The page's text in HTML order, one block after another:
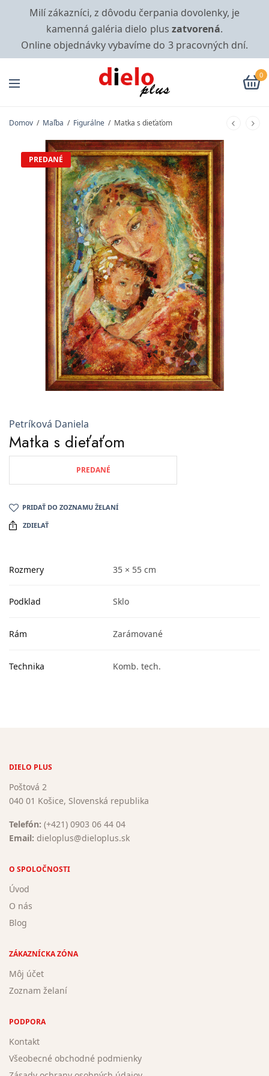
Milí zákazníci, z dôvodu čerpania dovolenky, je
kamenná galéria dielo plus zatvorená.
Online objednávky vybavíme do 3 pracovných dní.
0
Domov / Maľba / Figurálne / Matka s dieťaťom
PREDANÉ
Petríková Daniela
Matka s dieťaťom
PREDANÉ
PRIDAŤ DO ZOZNAMU ŽELANÍ
ZDIELAŤ
Rozmery 35 × 55 cm
Podklad Sklo
Rám Zarámované
Technika Komb. tech.
DIELO PLUS
Poštová 2
040 01 Košice, Slovenská republika
Telefón: (+421) 0903 06 44 04
Email: dieloplus@dieloplus.sk
O SPOLOČNOSTI
Úvod
O nás
Blog
ZÁKAZNÍCKA ZÓNA
Môj účet
Zoznam želaní
PODPORA
Kontakt
Všeobecné obchodné podmienky